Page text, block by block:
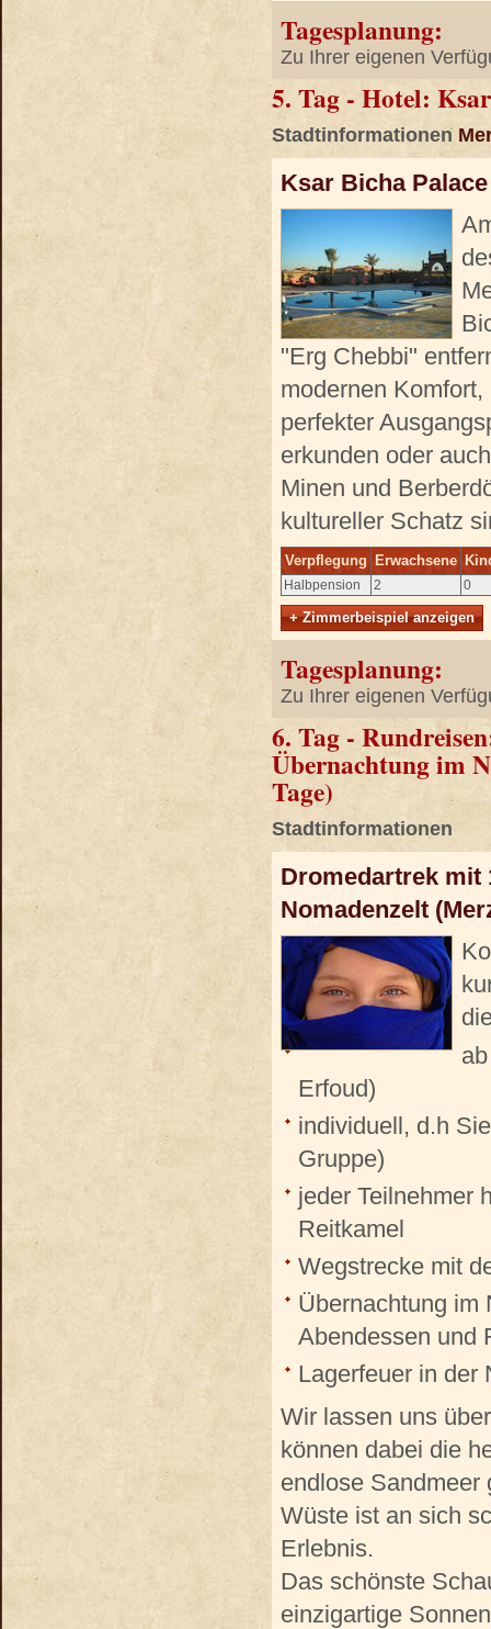
Tagesplanung:
Zu Ihrer eigenen
5. Tag - Hotel:
Stadtinformationen
Ksar Bicha Palace
"Erg Chebbi"
modernen
perfekter
erkunden oder
Minen und
kultureller Schatz
Verpflegung Erwachsene
Halbpension 2 0
+ Zimmerbeispiel anzeigen
Tagesplanung:
Zu Ihrer eigenen
6. Tag -
Übernachtung im
Tage)
Stadtinformationen
Dromedartrek mit
Nomadenzelt
Erfoud)
individuell, d.h
Gruppe)
jeder Teilnehmer
Reitkamel
Wegstrecke mit
Übernachtung im
Abendessen und
Lagerfeuer in der
Wir lassen uns
können dabei die
endlose Sandmeer
Wüste ist an sich
Erlebnis.
Das schönste
einzigartige